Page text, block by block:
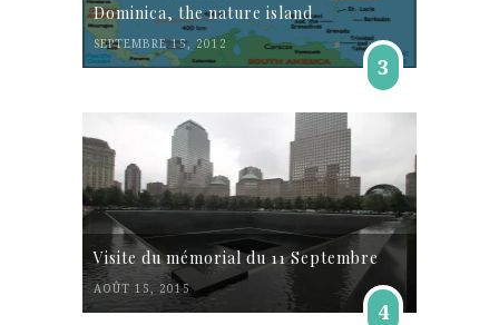
Dominica, the nature island
SEPTEMBRE 15, 2012
3
Visite du mémorial du 11 Septembre
AOÛT 15, 2015
4